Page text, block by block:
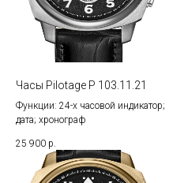
Часы Pilotage P 103.11.21
Функции: 24-х часовой индикатор;
дата; хронограф
25 900 р.